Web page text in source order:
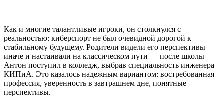
Как и многие талантливые игроки, он столкнулся с
реальностью: киберспорт не был очевидной дорогой к
стабильному будущему. Родители видели его перспективы
иначе и настаивали на классическом пути — после школы
Антон поступил в колледж, выбрав специальность инженера
КИПиА. Это казалось надежным вариантом: востребованная
профессия, уверенность в завтрашнем дне, понятные
перспективы.